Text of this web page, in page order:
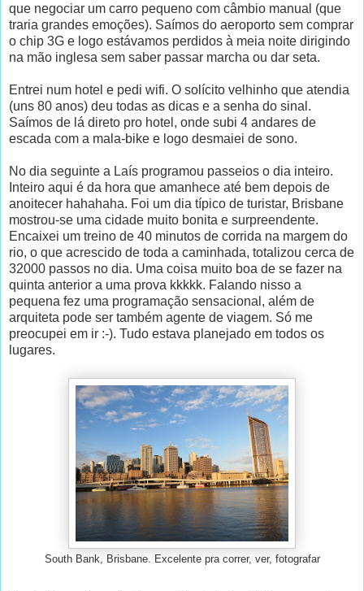
que negociar um carro pequeno com câmbio manual (que
traria grandes emoções). Saímos do aeroporto sem comprar
o chip 3G e logo estávamos perdidos à meia noite dirigindo
na mão inglesa sem saber passar marcha ou dar seta.
Entrei num hotel e pedi wifi. O solícito velhinho que atendia
(uns 80 anos) deu todas as dicas e a senha do sinal.
Saímos de lá direto pro hotel, onde subi 4 andares de
escada com a mala-bike e logo desmaiei de sono.
No dia seguinte a Laís programou passeios o dia inteiro.
Inteiro aqui é da hora que amanhece até bem depois de
anoitecer hahahaha. Foi um dia típico de turistar, Brisbane
mostrou-se uma cidade muito bonita e surpreendente.
Encaixei um treino de 40 minutos de corrida na margem do
rio, o que acrescido de toda a caminhada, totalizou cerca de
32000 passos no dia. Uma coisa muito boa de se fazer na
quinta anterior a uma prova kkkkk. Falando nisso a
pequena fez uma programação sensacional, além de
arquiteta pode ser também agente de viagem. Só me
preocupei em ir :-). Tudo estava planejado em todos os
lugares.
South Bank, Brisbane. Excelente pra correr, ver, fotografar